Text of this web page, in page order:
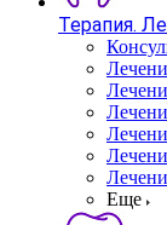
Терапия.
Еще